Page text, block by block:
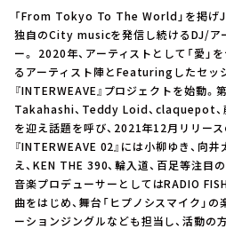
今日の番組表
週間番組表
トピックス
TBS Podcast
お知らせ
イベント・グッズ
YouTube
会社情報
「From Tokyo To The World」を掲げ
独自のCity musicを発信し続けるDJ/ア
ー。 2020年、アーティストとして「愛」
るアーティスト陣とFeaturingしたセッ
『INTERWEAVE』プロジェクトを始動
Takahashi、Teddy Loid、claquepot、
を迎え話題を呼び、2021年12月リリー
『INTERWEAVE 02』には小柳ゆき、向
え、KEN THE 390、輪入道、百足等注目
音楽プロデューサーとしてはRADIO
曲をはじめ、舞台「ヒプノシスマイク」
ーションジングルなども担当し、活動の